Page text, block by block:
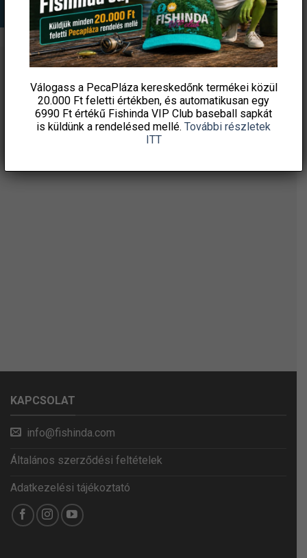
HÍRLEVELÜNKRE!
KAPCSOLAT
info@fishinda.com
Általános szerződési feltételek
Adatkezelési tájékoztató
Válogass a PecaPláza kereskedőnk termékei közül
20.000 Ft feletti értékben, és automatikusan egy
6990 Ft értékű Fishinda VIP Club baseball sapkát
is küldünk a rendelésed mellé. További részletek
ITT